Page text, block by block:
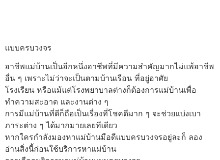
แบบครบวงจร
อาชีพแม่บ้านเป็นอีกหนึ่งอาชีพที่มีความสำคัญมากไม่แพ้อาชีพ
อื่น ๆ เพราะไม่ว่าจะเป็นตามบ้านเรือน ที่อยู่อาศัย
โรงเรียน หรือแม้แต่โรงพยาบาลต่างก็ต้องการแม่บ้านเพื่อ
ทำความสะอาด และงานต่าง ๆ
การมีแม่บ้านที่ดีก็ถือเป็นเรื่องที่โชคดีมาก ๆ จะช่วยแบ่งเบา
ภาระต่าง ๆ ได้มากมายเลยทีเดียว
หากใครกำลังมองหาแม่บ้านมือดีแบบครบวงจรอยู่ละก็ ลอง
อ่านสิ่งนี้ก่อนใช้บริการหาแม่บ้าน